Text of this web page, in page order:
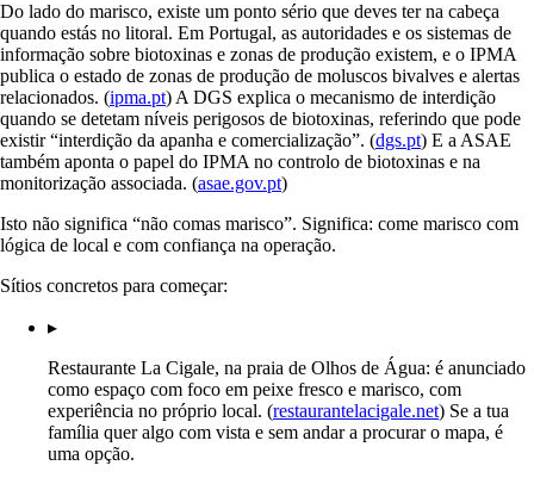
Do lado do marisco, existe um ponto sério que deves ter na cabeça
quando estás no litoral. Em Portugal, as autoridades e os sistemas de
informação sobre biotoxinas e zonas de produção existem, e o IPMA
publica o estado de zonas de produção de moluscos bivalves e alertas
relacionados. (ipma.pt) A DGS explica o mecanismo de interdição
quando se detetam níveis perigosos de biotoxinas, referindo que pode
existir “interdição da apanha e comercialização”. (dgs.pt) E a ASAE
também aponta o papel do IPMA no controlo de biotoxinas e na
monitorização associada. (asae.gov.pt)
Isto não significa “não comas marisco”. Significa: come marisco com
lógica de local e com confiança na operação.
Sítios concretos para começar:
▸
Restaurante La Cigale, na praia de Olhos de Água: é anunciado
como espaço com foco em peixe fresco e marisco, com
experiência no próprio local. (restaurantelacigale.net) Se a tua
família quer algo com vista e sem andar a procurar o mapa, é
uma opção.